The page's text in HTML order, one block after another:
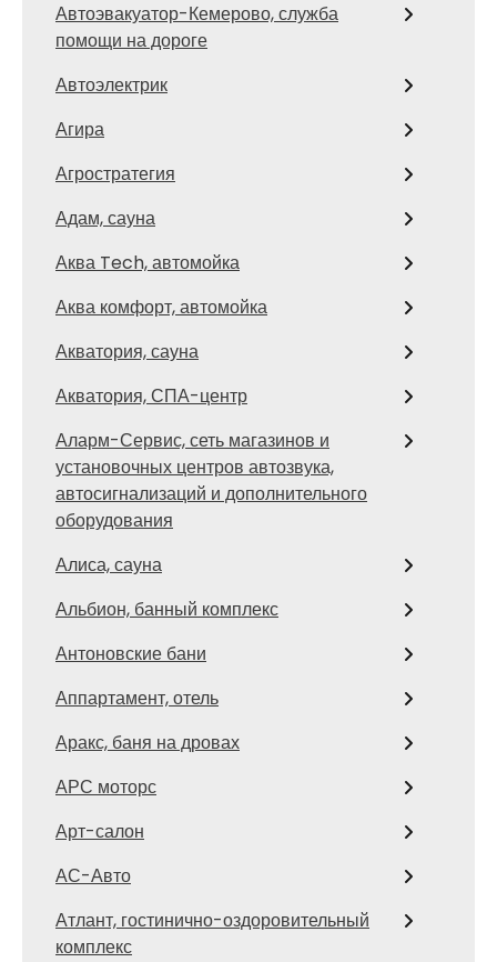
Автоэвакуатор-Кемерово, служба
помощи на дороге
Автоэлектрик
Агира
Агростратегия
Адам, сауна
Аква Tech, автомойка
Аква комфорт, автомойка
Акватория, сауна
Акватория, СПА-центр
Аларм-Сервис, сеть магазинов и
установочных центров автозвука,
автосигнализаций и дополнительного
оборудования
Алиса, сауна
Альбион, банный комплекс
Антоновские бани
Аппартамент, отель
Аракс, баня на дровах
АРС моторс
Арт-салон
АС-Авто
Атлант, гостинично-оздоровительный
комплекс